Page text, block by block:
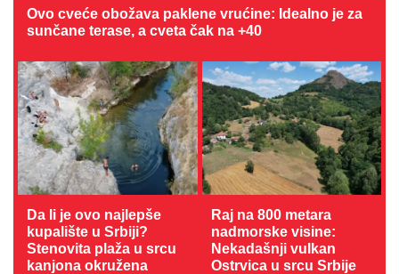
Ovo cveće obožava paklene vrućine: Idealno je za
sunčane terase, a cveta čak na +40
Da li je ovo najlepše
kupalište u Srbiji?
Stenovita plaža u srcu
kanjona okružena
Raj na 800 metara
nadmorske visine:
Nekadašnji vulkan
Ostrvica u srcu Srbije